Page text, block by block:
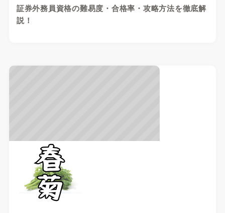
証券外務員資格の難易度・合格率・攻略方法を徹底解
説！